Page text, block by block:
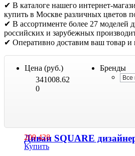
✔ В каталоге нашего интернет-
купить в Москве различных цветов
✔ В ассортименте более 27 моделей
российских и зарубежных
✔ Оперативно доставим ваш товар и
Цена (руб.)
341008.62
0
Бренды
Диван SQUARE
209 428
Купить